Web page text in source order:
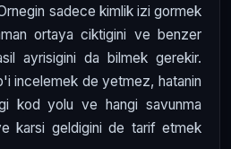
sadece kimlik izi gormek
ortaya ciktigini ve benzer
ayrisigini da bilmek gerekir.
incelemek de yetmez, hatanin
kod yolu ve hangi savunma
karsi geldigini de tarif etmek